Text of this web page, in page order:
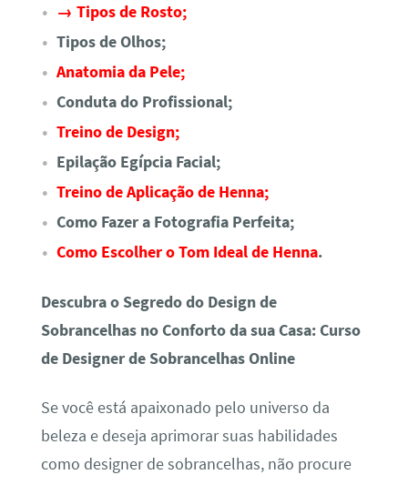
→ Tipos de Rosto;
Tipos de Olhos;
Anatomia da Pele;
Conduta do Profissional;
Treino de Design;
Epilação Egípcia Facial;
Treino de Aplicação de Henna;
Como Fazer a Fotografia Perfeita;
Como Escolher o Tom Ideal de Henna.
Descubra o Segredo do Design de
Sobrancelhas no Conforto da sua Casa: Curso
de Designer de Sobrancelhas Online
Se você está apaixonado pelo universo da
beleza e deseja aprimorar suas habilidades
como designer de sobrancelhas, não procure